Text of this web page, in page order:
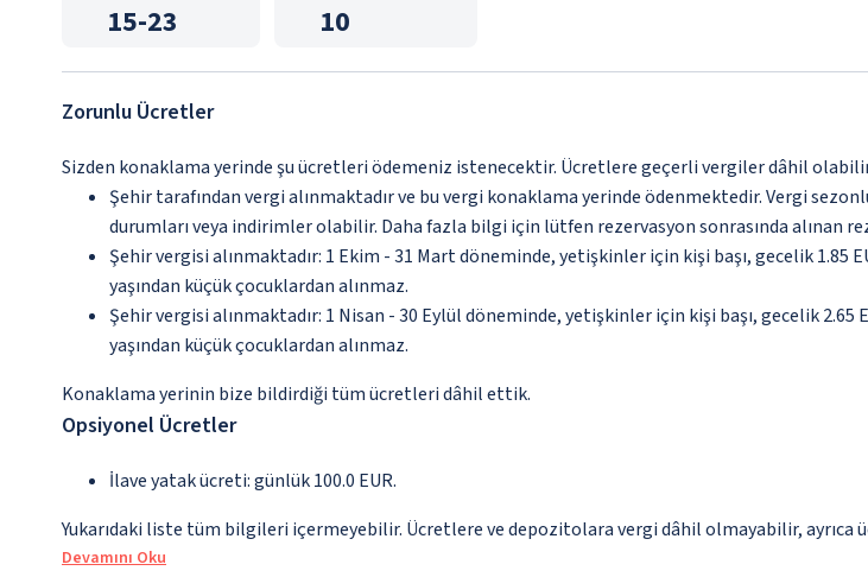
15-23 10
Zorunlu Ücretler
Sizden konaklama yerinde şu ücretleri ödemeniz istenecektir. Ücretlere geçerli vergiler dâhil
Şehir tarafından vergi alınmaktadır ve bu vergi konaklama yerinde ödenmektedir. Vergi
durumları veya indirimler olabilir. Daha fazla bilgi için lütfen rezervasyon sonrasında
Şehir vergisi alınmaktadır: 1 Ekim - 31 Mart döneminde, yetişkinler için kişi başı, gecelik 1.85
yaşından küçük çocuklardan alınmaz.
Şehir vergisi alınmaktadır: 1 Nisan - 30 Eylül döneminde, yetişkinler için kişi başı, gecelik 2.65
yaşından küçük çocuklardan alınmaz.
Konaklama yerinin bize bildirdiği tüm ücretleri dâhil ettik.
Opsiyonel Ücretler
İlave yatak ücreti: günlük 100.0 EUR.
Yukarıdaki liste tüm bilgileri içermeyebilir. Ücretlere ve depozitolara vergi dâhil olmayabilir,
Devamını Oku